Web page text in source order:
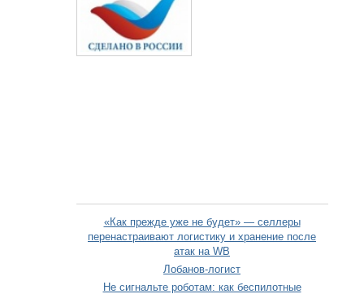
«Как прежде уже не будет» — селлеры
перенастраивают логистику и хранение после
атак на WB
Лобанов-логист
Не сигнальте роботам: как беспилотные